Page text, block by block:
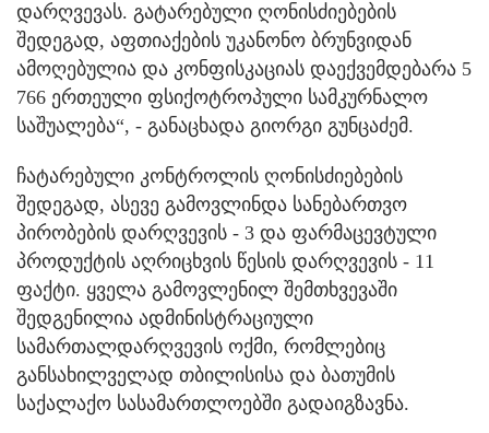
დარღვევას. გატარებული ღონისძიებების
შედეგად, აფთიაქების უკანონო ბრუნვიდან
ამოღებულია და კონფისკაციას დაექვემდებარა 5
766 ერთეული ფსიქოტროპული სამკურნალო
საშუალება“, - განაცხადა გიორგი გუნცაძემ.
ჩატარებული კონტროლის ღონისძიებების
შედეგად, ასევე გამოვლინდა სანებართვო
პირობების დარღვევის - 3 და ფარმაცევტული
პროდუქტის აღრიცხვის წესის დარღვევის - 11
ფაქტი. ყველა გამოვლენილ შემთხვევაში
შედგენილია ადმინისტრაციული
სამართალდარღვევის ოქმი, რომლებიც
განსახილველად თბილისისა და ბათუმის
საქალაქო სასამართლოებში გადაიგზავნა.